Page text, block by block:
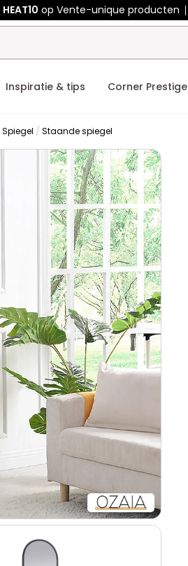
HEAT10op Vente-unique producten
Inspiratie & tips Corner Prestige
Spiegel Staande spiegel